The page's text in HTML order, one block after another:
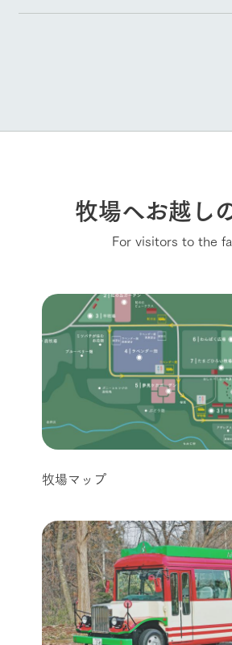
牧場へお越し
For visitors to the
牧場マップ